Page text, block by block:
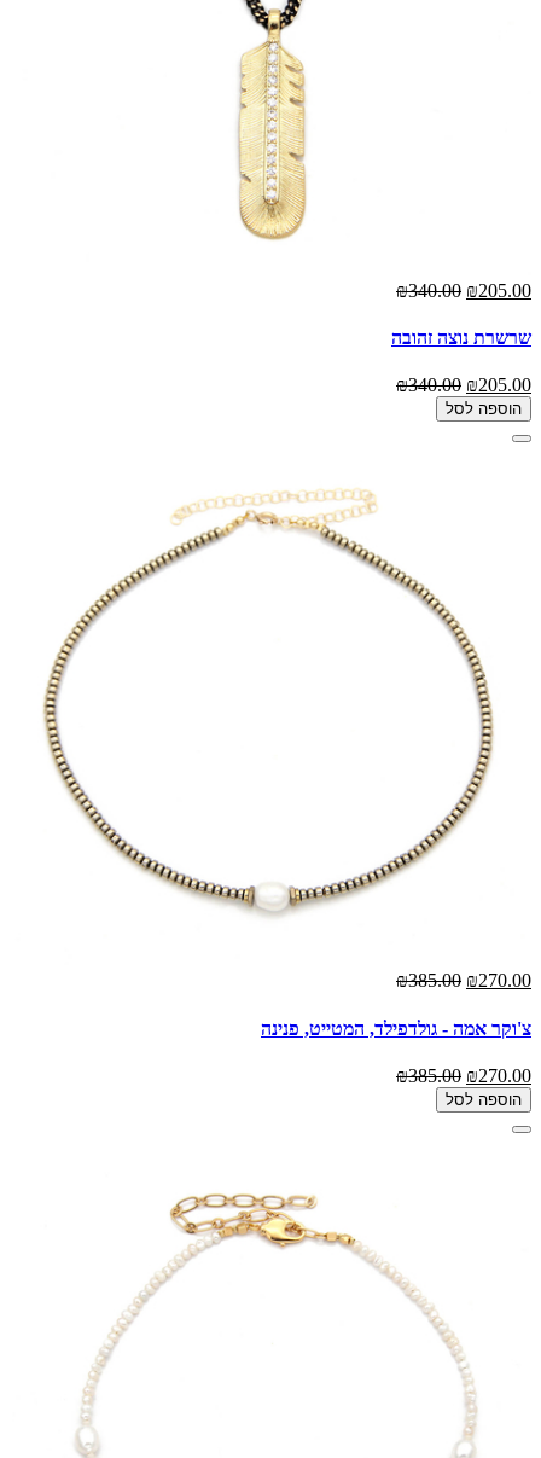
₪205.00
₪340.00
שרשרת נוצה זהובה
₪205.00
₪340.00
הוספה לסל
₪270.00
₪385.00
צ'וקר אמה - גולדפילד, המטייט, פנינה
₪270.00
₪385.00
הוספה לסל